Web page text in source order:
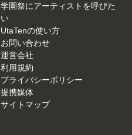
学園祭にアーティストを呼びた
い
UtaTenの使い方
お問い合わせ
運営会社
利用規約
プライバシーポリシー
提携媒体
サイトマップ